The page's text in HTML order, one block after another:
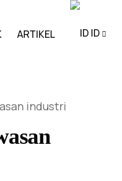
ARTIKEL ID
industri